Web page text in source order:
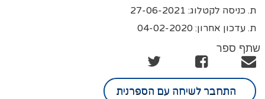
ת. כניסה לקטלוג: 27-06-2021
ת. עדכון אחרון: 04-02-2020
שתף ספר
התחבר לשיחה עם הספרנית